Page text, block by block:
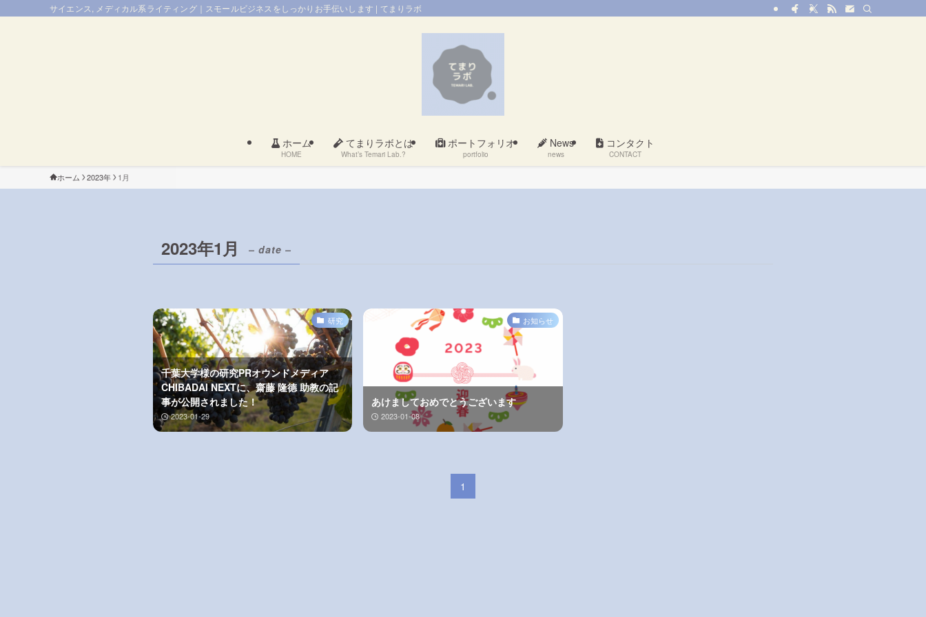
サイエンス, メディカル系ライティング｜スモールビジネスをしっかりお手伝いします | てまりラボ
ホーム
HOME
てまりラボとは
What’s Temari Lab.?
ポートフォリオ
portfolio
News
news
コンタクト
CONTACT
ホーム 2023年 1月
2023年1月 – date –
研究
千葉大学様の研究PRオウンドメディア
CHIBADAI NEXTに、齋藤 隆德 助教の記
事が公開されました！
2023-01-29
お知らせ
あけましておめでとうございます
2023-01-08
1